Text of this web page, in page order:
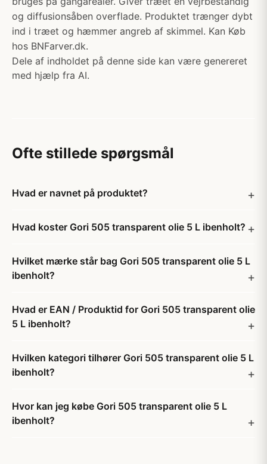
og diffusionsåben overflade. Produktet trænger dybt
ind i træet og hæmmer angreb af skimmel. Kan Køb
hos BNFarver.dk.
Dele af indholdet på denne side kan være genereret
med hjælp fra AI.
Ofte stillede spørgsmål
Hvad er navnet på produktet?
Hvad koster Gori 505 transparent olie 5 L ibenholt?
Hvilket mærke står bag Gori 505 transparent olie 5 L
ibenholt?
Hvad er EAN / Produktid for Gori 505 transparent olie
5 L ibenholt?
Hvilken kategori tilhører Gori 505 transparent olie 5 L
ibenholt?
Hvor kan jeg købe Gori 505 transparent olie 5 L
ibenholt?